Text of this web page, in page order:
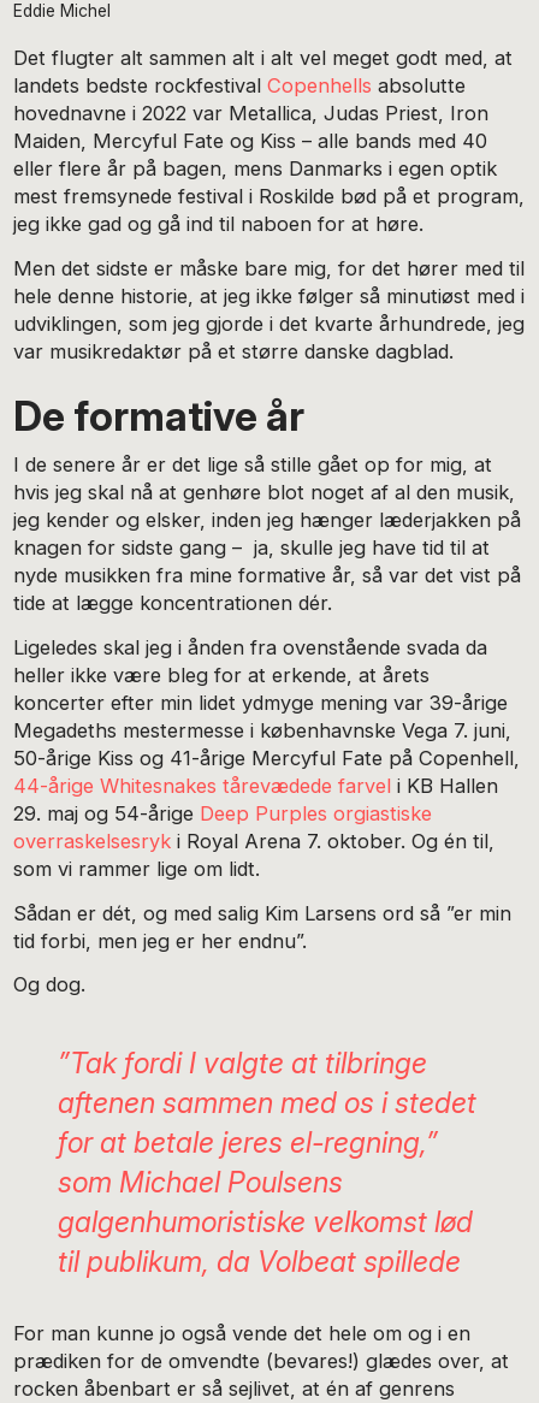
Eddie Michel
Det flugter alt sammen alt i alt vel meget godt med, at
landets bedste rockfestivalCopenhellsabsolutte
hovednavne i 2022 var Metallica, Judas Priest, Iron
Maiden, Mercyful Fate og Kiss – alle bands med 40
eller flere år på bagen, mens Danmarks i egen optik
mest fremsynede festival i Roskilde bød på et program,
jeg ikke gad og gå ind til naboen for at høre.
Men det sidste er måske bare mig, for det hører med til
hele denne historie, at jeg ikke følger så minutiøst med i
udviklingen, som jeg gjorde i det kvarte århundrede, jeg
var musikredaktør på et større danske dagblad.
De formative år
I de senere år er det lige så stille gået op for mig, at
hvis jeg skal nå at genhøre blot noget af al den musik,
jeg kender og elsker, inden jeg hænger læderjakken på
knagen for sidste gang – ja, skulle jeg have tid til at
nyde musikken fra mine formative år, så var det vist på
tide at lægge koncentrationen dér.
Ligeledes skal jeg i ånden fra ovenstående svada da
heller ikke være bleg for at erkende, at årets
koncerter efter min lidet ydmyge mening var 39-årige
Megadeths mestermesse i københavnske Vega 7. juni,
50-årige Kiss og 41-årige Mercyful Fate på Copenhell,
44-årige Whitesnakes tårevædede farveli KB Hallen
29. maj og 54-årige Deep Purples orgiastiske
overraskelsesryk i Royal Arena 7. oktober. Og én til,
som vi rammer lige om lidt.
Sådan er dét, og med salig Kim Larsens ord så ”er min
tid forbi, men jeg er her endnu”.
Og dog.
”Tak fordi I valgte at tilbringe
aftenen sammen med os i stedet
for at betale jeres el-regning,”
som Michael Poulsens
galgenhumoristiske velkomst lød
til publikum, da Volbeat spillede
For man kunne jo også vende det hele om og i en
prædiken for de omvendte (bevares!) glædes over, at
rocken åbenbart er så sejlivet, at én af genrens